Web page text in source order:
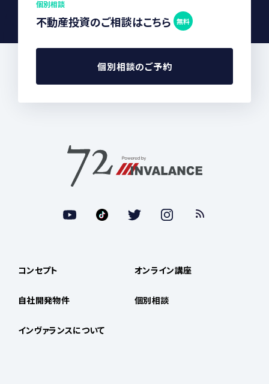
個別相談
不動産投資のご相談はこちら 無料
個別相談のご予約
コンセプト
自社開発物件
インヴァランスについて
オンライン講座
個別相談